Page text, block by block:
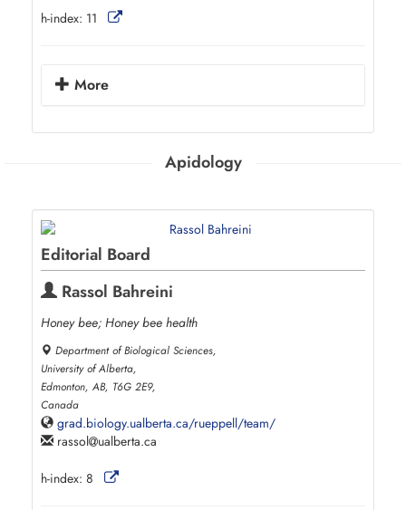
h-index: 11
More
Apidology
Editorial Board
Rassol Bahreini
Honey bee; Honey bee health
Department of Biological Sciences,
University of Alberta,
Edmonton, AB, T6G 2E9,
Canada
grad.biology.ualberta.ca/rueppell/team/
rassol ualberta.ca
h-index: 8